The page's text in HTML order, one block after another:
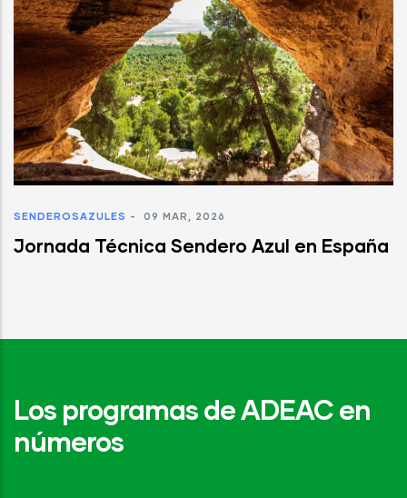
SENDEROSAZULES - 09 MAR, 2026
Jornada Técnica Sendero Azul en España
Los programas de ADEAC en
números